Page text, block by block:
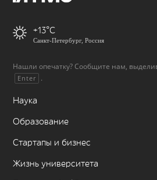
+13
Санкт-Петербург, Россия
Нашли опечатку? Сообщите нам,
Enter .
Наука
Образование
Стартапы и бизнес
Жизнь университета